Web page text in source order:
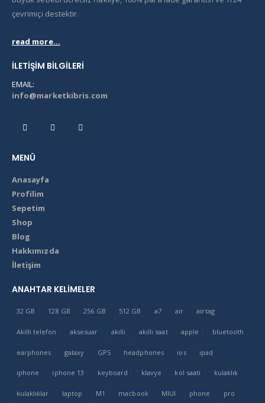
çevrimiçi destektir.
read more...
İLETIŞIM BILGILERI
EMAIL:
info@marketkibris.com
MENÜ
Anasayfa
Profilim
Sepetim
Shop
Blog
Hakkımızda
İletişim
ANAHTAR KELIMELER
32 GB 128 GB 256 GB 512 GB a7 air airtag
Akilli telefon aksesuar akıllı akıllı saat apple bluetooth
earphones galaxy GPS headphones ios ipad
iphone iphone 13 keyboard klavye kol saati kulaklık
kulaklıklar laptop M1 macbook MIUI phone pro